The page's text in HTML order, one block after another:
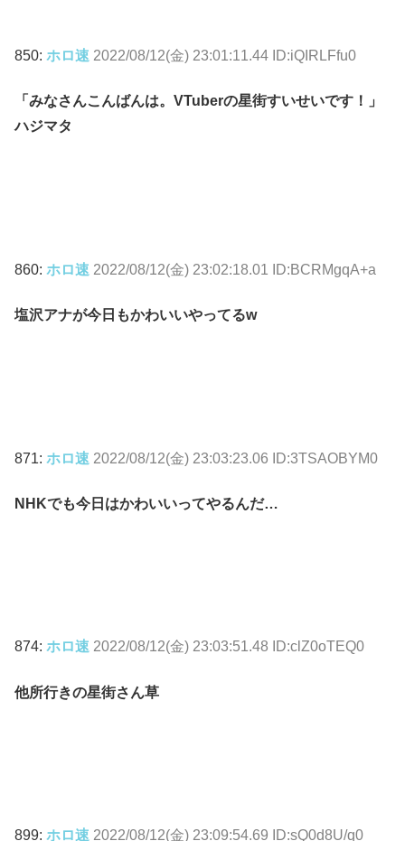
850: ホロ速 2022/08/12(金) 23:01:11.44 ID:iQIRLFfu0
「みなさんこんばんは。VTuberの星街すいせいです！」
ハジマタ
860: ホロ速 2022/08/12(金) 23:02:18.01 ID:BCRMgqA+a
塩沢アナが今日もかわいいやってるw
871: ホロ速 2022/08/12(金) 23:03:23.06 ID:3TSAOBYM0
NHKでも今日はかわいいってやるんだ…
874: ホロ速 2022/08/12(金) 23:03:51.48 ID:clZ0oTEQ0
他所行きの星街さん草
899: ホロ速 2022/08/12(金) 23:09:54.69 ID:sQ0d8U/q0